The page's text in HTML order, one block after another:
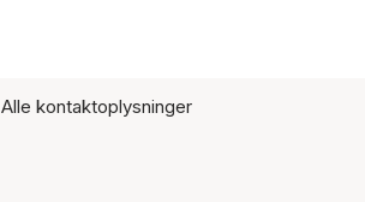
Alle kontaktoplysninger